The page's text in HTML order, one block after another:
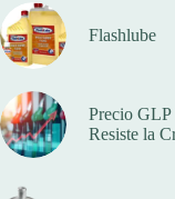
Flashlube
Precio GLP
Resiste la